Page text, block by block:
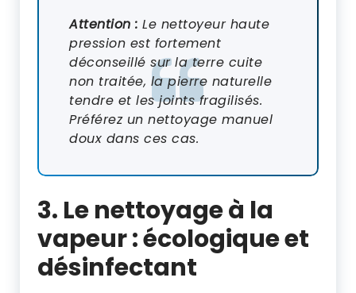
Attention : Le nettoyeur haute
pression est fortement
déconseillé sur la terre cuite
non traitée, la pierre naturelle
tendre et les joints fragilisés.
Préférez un nettoyage manuel
doux dans ces cas.
3. Le nettoyage à la
vapeur : écologique et
désinfectant